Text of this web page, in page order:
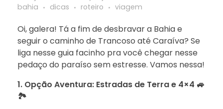
bahia
dicas roteiro viagem
Oi, galera! Tá a fim de desbravar a Bahia e
seguir o caminho de Trancoso até Caraíva? Se
liga nesse guia facinho pra você chegar nesse
pedaço do paraíso sem estresse. Vamos nessa!
1. Opção Aventura: Estradas de Terra e 4×4 🚙
🏞️